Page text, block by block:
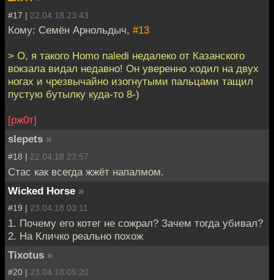
#17 | 22.04.18 23:43
Кому: Семён Арнольдыч, #13
> О, я такого Homo naledi недалеко от Казанского
вокзала видал недавно! Он уверенно ходил на двух
ногах и чрезвычайно изогнутыми пальцами тащил
пустую бутылку куда-то 8-)
[рж0т]
slepets »
#18 | 22.04.18 23:57
Стас как всегда жжёт напалмом.
Wicked Horse »
#19 | 23.04.18 03:11
1. Почему его котег не сожрал? Зачем тогда убивал?
2. На Кличко реально похож
Tixotus »
#20 | 23.04.18 05:20